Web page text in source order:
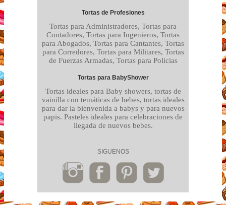
Tortas de Profesiones
Tortas para Administradores, Tortas para
Contadores, Tortas para Ingenieros, Tortas
para Abogados, Tortas para Cantantes, Tortas
para Corredores, Tortas para Militares, Tortas
de Fuerzas Armadas, Tortas para Policias
Tortas para BabyShower
Tortas ideales para Baby showers, tortas de
vainilla con temáticas de bebes, tortas ideales
para dar la bienvenida a babys y para nuevos
papis. Pasteles ideales para celebraciones de
llegada de nuevos bebes.
SIGUENOS